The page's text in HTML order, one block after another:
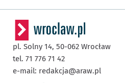
pl. Solny 14, 50-062 Wrocław
tel. 71 776 71 42
e-mail: redakcja@araw.pl